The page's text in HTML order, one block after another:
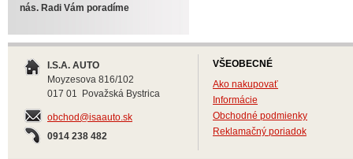
nás. Radi Vám poradíme
I.S.A. AUTO
Moyzesova 816/102
017 01 Považská Bystrica
obchod@isaauto.sk
0914 238 482
VŠEOBECNÉ
Ako nakupovať
Informácie
Obchodné podmienky
Reklamačný poriadok